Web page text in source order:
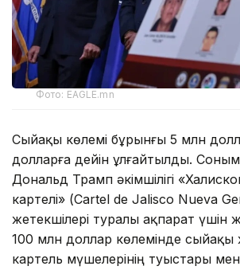
Фото: EAGLE.mn
Сыйақы көлемі бұрынғы 5 млн
долларға дейін ұлғайтылды.
Дональд Трамп әкімшілігі
картелі» (Cartel de Jalisco Nueva
жетекшілері туралы ақпарат үшін
100 млн доллар көлемінде сыйақы
картель мүшелерінің туыстары мен